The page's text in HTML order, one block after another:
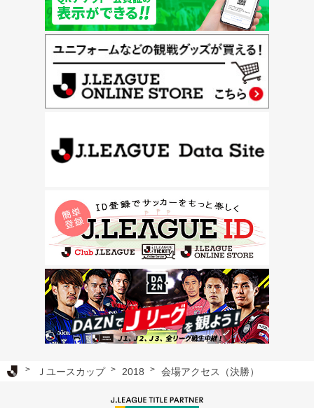
Ｊリーグ TOP
Ｊユースカップ 2018 会場アクセス（決勝）